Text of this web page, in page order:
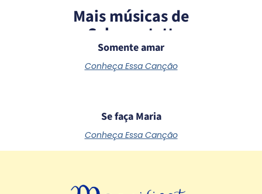
Mais músicas de
Schoenstatt
Somente amar
Conheça Essa Canção
Se faça Maria
Conheça Essa Canção